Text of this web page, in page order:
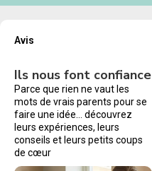
Avis
Ils nous font confiance
Parce que rien ne vaut les
mots de vrais parents pour se
faire une idée… découvrez
leurs expériences, leurs
conseils et leurs petits coups
de cœur